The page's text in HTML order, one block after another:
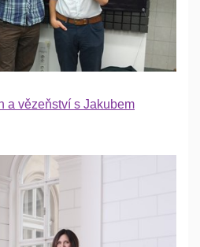
a vězeňství s Jakubem